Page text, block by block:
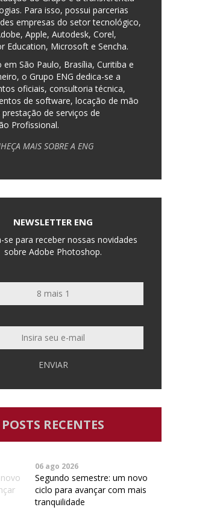
Para isso, possui parcerias
empresas do setor tecnológico,
Apple, Autodesk, Corel,
Education, Microsoft e Sencha.
em São Paulo, Brasília, Curitiba e
o Grupo ENG dedica-se a
oficiais, consultoria técnica,
de software, locação de mão
de serviços de
Profissional.
MAIS SOBRE A ENG
NEWSLETTER ENG
se para receber nossas novidades
sobre Adobe Photoshop.
ENVIAR
POSTS RECENTES
06 ago 2026
Segundo semestre: um novo
ciclo para avançar com mais
tranquilidade